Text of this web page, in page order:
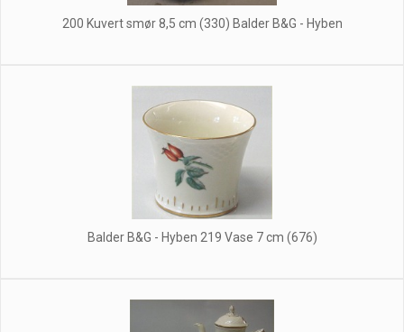
200 Kuvert smør 8,5 cm (330) Balder B&G - Hyben
Balder B&G - Hyben 219 Vase 7 cm (676)